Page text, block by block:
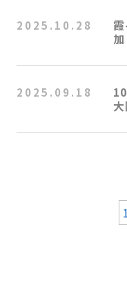
2025.10.28
2025.09.18
1